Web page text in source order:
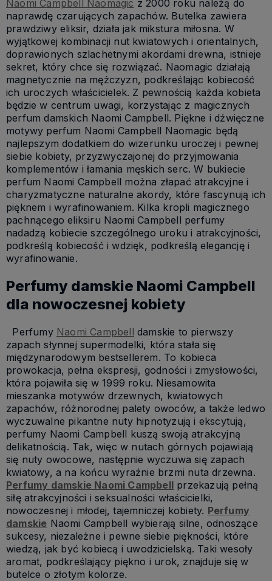
Naomi Campbell Naomagic z 2000 roku należą do
naprawdę czarujących zapachów. Butelka zawiera
prawdziwy eliksir, działa jak mikstura miłosna. W
wyjątkowej kombinacji nut kwiatowych i orientalnych,
doprawionych szlachetnymi akordami drewna, istnieje
sekret, który chce się rozwiązać. Naomagic działają
magnetycznie na mężczyzn, podkreślając kobiecość
ich uroczych właścicielek. Z pewnością każda kobieta
będzie w centrum uwagi, korzystając z magicznych
perfum damskich Naomi Campbell. Piękne i dźwięczne
motywy perfum Naomi Campbell Naomagic będą
najlepszym dodatkiem do wizerunku uroczej i pewnej
siebie kobiety, przyzwyczajonej do przyjmowania
komplementów i łamania męskich serc. W bukiecie
perfum Naomi Campbell można złapać atrakcyjne i
charyzmatyczne naturalne akordy, które fascynują ich
pięknem i wyrafinowaniem. Kilka kropli magicznego
pachnącego eliksiru Naomi Campbell perfumy
nadadzą kobiecie szczególnego uroku i atrakcyjności,
podkreślą kobiecość i wdzięk, podkreślą elegancję i
wyrafinowanie.
Perfumy damskie Naomi Campbell
dla nowoczesnej kobiety
Perfumy Naomi Campbell damskie to pierwszy
zapach słynnej supermodelki, która stała się
międzynarodowym bestsellerem. To kobieca
prowokacja, pełna ekspresji, godności i zmysłowości,
która pojawiła się w 1999 roku. Niesamowita
mieszanka motywów drzewnych, kwiatowych
zapachów, różnorodnej palety owoców, a także ledwo
wyczuwalne pikantne nuty hipnotyzują i ekscytują,
perfumy Naomi Campbell kuszą swoją atrakcyjną
delikatnością. Tak, więc w nutach górnych pojawiają
się nuty owocowe, następnie wyczuwa się zapach
kwiatowy, a na końcu wyraźnie brzmi nuta drzewna.
Perfumy damskie Naomi Campbell przekazują pełną
siłę atrakcyjności i seksualności właścicielki,
nowoczesnej i młodej, tajemniczej kobiety. Perfumy
damskie Naomi Campbell wybierają silne, odnoszące
sukcesy, niezależne i pewne siebie piękności, które
wiedzą, jak być kobiecą i uwodzicielską. Taki wesoły
aromat, podkreślający piękno i urok, znajduje się w
butelce o złotym kolorze.